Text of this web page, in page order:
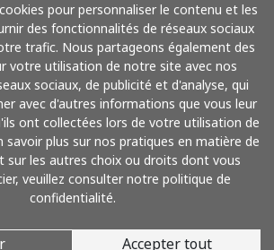
pour personnaliser le contenu et les
des fonctionnalités de réseaux sociaux
trafic. Nous partageons également des
votre utilisation de notre site avec nos
sociaux, de publicité et d'analyse, qui
avec d'autres informations que vous leur
ont collectées lors de votre utilisation de
savoir plus sur nos pratiques en matière de
sur les autres choix ou droits dont vous
veuillez consulter notre politique de
confidentialité.
Accepter tout
Payez avec